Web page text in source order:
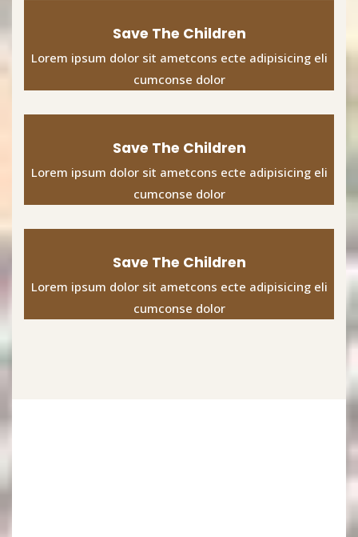
Save The Children
Lorem ipsum dolor sit ametcons ecte adipisicing eli
cumconse dolor
Save The Children
Lorem ipsum dolor sit ametcons ecte adipisicing eli
cumconse dolor
Save The Children
Lorem ipsum dolor sit ametcons ecte adipisicing eli
cumconse dolor